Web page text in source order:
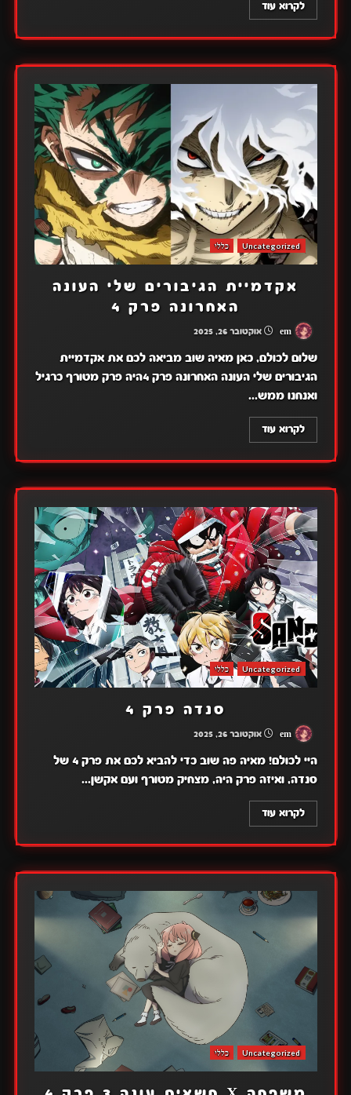
לקרוא עוד
Uncategorized כללי
אקדמיית הגיבורים שלי העונה
האחרונה פרק 4
em אוקטובר 26, 2025
שלום לכולם, כאן מאיה שוב מביאה לכם את אקדמיית
הגיבורים שלי העונה האחרונה פרק 4היה פרק מטורף כרגיל
ואנחנו ממש...
לקרוא עוד
Uncategorized כללי
סנדה פרק 4
em אוקטובר 26, 2025
היי לכולם! מאיה פה שוב כדי להביא לכם את פרק 4 של
סנדה, ואיזה פרק היה, מצחיק מטורף ועם אקשן...
לקרוא עוד
Uncategorized כללי